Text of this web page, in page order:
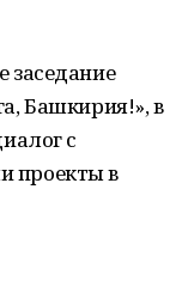
заседание
Башкирия!», в
с
проекты в